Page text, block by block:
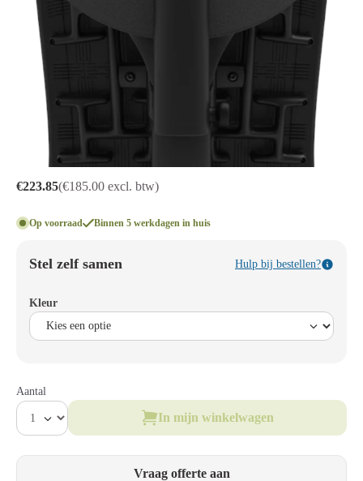
€223.85(€185.00 excl. btw)
Op voorraad Binnen 5 werkdagen in huis
Stel zelf samen Hulp bij bestellen?
Kleur
Aantal
In mijn winkelwagen
Vraag offerte aan